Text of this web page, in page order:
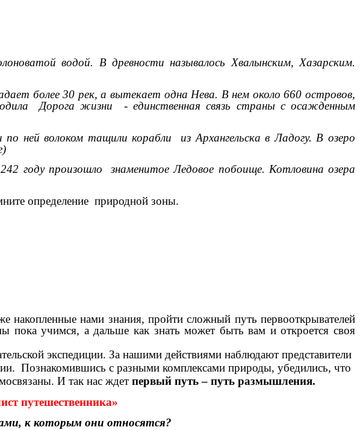
водой. В древности называлось Хвалынским, Хазарским.
более 30 рек, а вытекает одна Нева. В нем около 660 островов,
Дорога жизни - единственная связь страны с осажденным
ней волоком тащили корабли из Архангельска в Ладогу. В озеро
году произошло знаменитое Ледовое побоище. Котловина озера
определение природной зоны.
накопленные нами знания, пройти сложный путь первооткрывателей
пока учимся, а дальше как знать может быть вам и откроется своя
экспедиции. За нашими действиями наблюдают представители
Познакомившись с разными комплексами природы, убедились, что
И так нас ждет первый путь – путь размышления.
путешественника»
к которым они относятся?